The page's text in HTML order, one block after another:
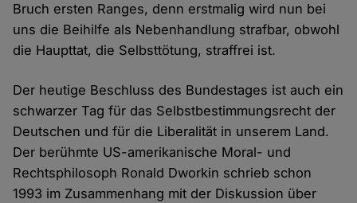
Bruch ersten Ranges, denn erstmalig wird nun bei
uns die Beihilfe als Nebenhandlung strafbar, obwohl
die Haupttat, die Selbsttötung, straffrei ist.
Der heutige Beschluss des Bundestages ist auch ein
schwarzer Tag für das Selbstbestimmungsrecht der
Deutschen und für die Liberalität in unserem Land.
Der berühmte US-amerikanische Moral- und
Rechtsphilosoph Ronald Dworkin schrieb schon
1993 im Zusammenhang mit der Diskussion über